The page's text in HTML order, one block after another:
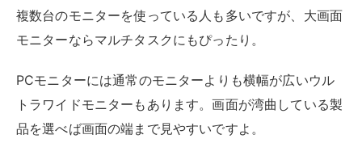
複数台のモニターを使っている人も多いですが、大画面
モニターならマルチタスクにもぴったり。
PCモニターには通常のモニターよりも横幅が広いウル
トラワイドモニターもあります。画面が湾曲している製
品を選べば画面の端まで見やすいですよ。